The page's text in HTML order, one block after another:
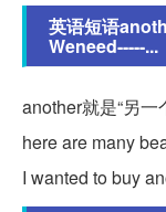
英语短语
Weneed-----...
another就是“另
here are many
I wanted to buy